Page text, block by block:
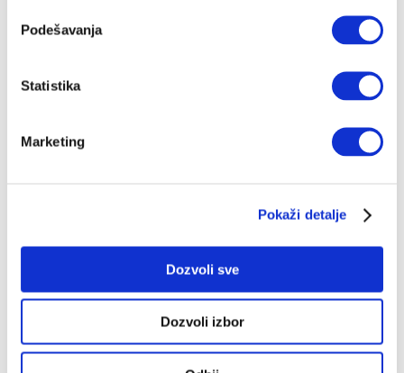
Podešavanja
Statistika
Marketing
Pokaži detalje
Dozvoli sve
Dozvoli izbor